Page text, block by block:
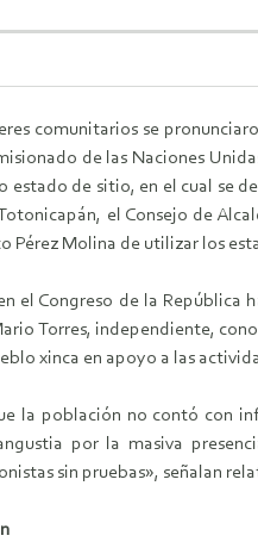
comunitarios se
de las Naciones
estado de sitio, en el cual se
el Consejo de
Pérez Molina de utilizar los
el Congreso de la
Torres, independiente,
xinca en apoyo a las
la población no contó con
por la masiva
sin pruebas», señalan